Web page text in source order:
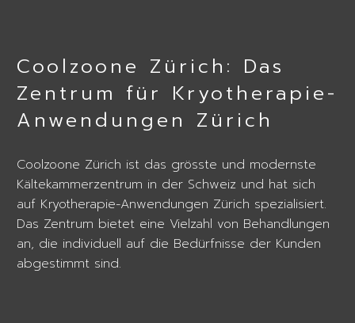
Coolzoone Zürich: Das
Zentrum für Kryotherapie-
Anwendungen Zürich
Coolzoone Zürich ist das grösste und modernste
Kältekammerzentrum in der Schweiz und hat sich
auf Kryotherapie-Anwendungen Zürich spezialisiert.
Das Zentrum bietet eine Vielzahl von Behandlungen
an, die individuell auf die Bedürfnisse der Kunden
abgestimmt sind.